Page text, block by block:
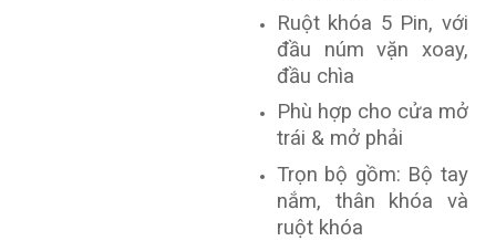
Ruột khóa 5 Pin, với
đầu núm vặn xoay,
đầu chìa
Phù hợp cho cửa mở
trái & mở phải
Trọn bộ gồm: Bộ tay
nắm, thân khóa và
ruột khóa